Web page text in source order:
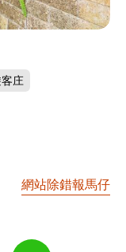
庄
網站除錯報馬仔